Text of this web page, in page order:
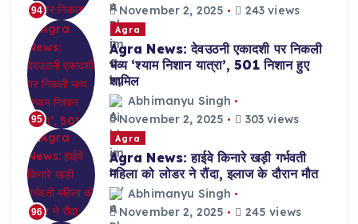
94
November 2, 2025
243 views
95
Agra
Agra News: देवउठनी एकादशी पर निकली
भव्य ‘श्याम निशान यात्रा’, 501 निशान हुए
शामिल
Abhimanyu Singh
November 2, 2025
303 views
96
Agra
Agra News: हाईवे किनारे खड़ी गर्भवती
महिला को लोडर ने रौंदा, इलाज के दौरान मौत
Abhimanyu Singh
November 2, 2025
245 views